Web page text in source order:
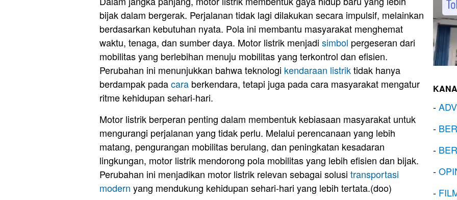
bijak dalam bergerak. Perjalanan tidak lagi dilakukan secara impulsif, melainkan
berdasarkan kebutuhan nyata. Pola ini membantu masyarakat menghemat
waktu, tenaga, dan sumber daya. Motor listrik menjadi simbol pergeseran dari
mobilitas yang berlebihan menuju mobilitas yang terkontrol dan efisien.
Perubahan ini menunjukkan bahwa teknologi kendaraan listriktidak hanya
berdampak padacara berkendara, tetapi juga pada cara masyarakat mengatur
ritme kehidupan sehari-hari.
Motor listrik berperan penting dalam membentuk kebiasaan masyarakat untuk
mengurangi perjalanan yang tidak perlu. Melalui perencanaan yang lebih
matang, pengurangan mobilitas berulang, dan peningkatan kesadaran
lingkungan, motor listrik mendorong pola mobilitas yang lebih efisien dan bijak.
Perubahan ini menjadikan motor listrik relevan sebagai solusi transportasi
modern yang mendukung kehidupan sehari-hari yang lebih tertata.(doo)
-
-
-
-
-